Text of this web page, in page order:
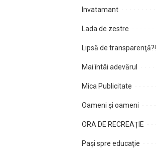
Invatamant
Lada de zestre
Lipsă de transparenţă?!
Mai întâi adevărul
Mica Publicitate
Oameni şi oameni
ORA DE RECREAȚIE
Paşi spre educaţie